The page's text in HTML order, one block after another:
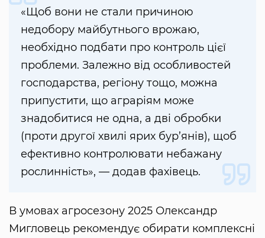
«Щоб вони не стали причиною
недобору майбутнього врожаю,
необхідно подбати про контроль цієї
проблеми. Залежно від особливостей
господарства, регіону тощо, можна
припустити, що аграріям може
знадобитися не одна, а дві обробки
(проти другої хвилі ярих бур’янів), щоб
ефективно контролювати небажану
рослинність», — додав фахівець.
В умовах агросезону 2025 Олександр
Мигловець рекомендує обирати комплексні